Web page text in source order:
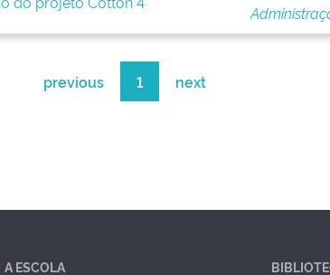
previous 1 next
A ESCOLA